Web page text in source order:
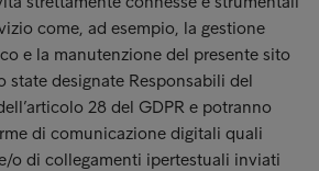
come, ad esempio, la gestione
e la manutenzione del presente sito
state designate Responsabili del
28 del GDPR e potranno
di comunicazione digitali quali
o di collegamenti ipertestuali inviati